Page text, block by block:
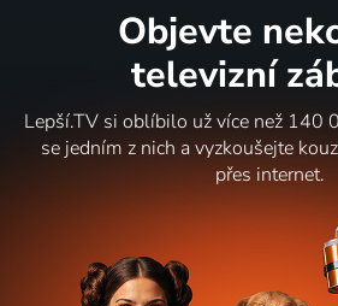
Objevte
televizní
Lepší.TV si oblíbilo už více než 140
se jedním z nich a vyzkoušejte
přes internet.